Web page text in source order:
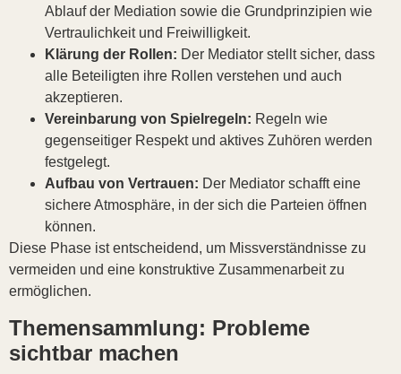
Ablauf der Mediation sowie die Grundprinzipien wie
Vertraulichkeit und Freiwilligkeit.
Klärung der Rollen: Der Mediator stellt sicher, dass
alle Beteiligten ihre Rollen verstehen und auch
akzeptieren.
Vereinbarung von Spielregeln: Regeln wie
gegenseitiger Respekt und aktives Zuhören werden
festgelegt.
Aufbau von Vertrauen: Der Mediator schafft eine
sichere Atmosphäre, in der sich die Parteien öffnen
können.
Diese Phase ist entscheidend, um Missverständnisse zu
vermeiden und eine konstruktive Zusammenarbeit zu
ermöglichen.
Themensammlung: Probleme
sichtbar machen